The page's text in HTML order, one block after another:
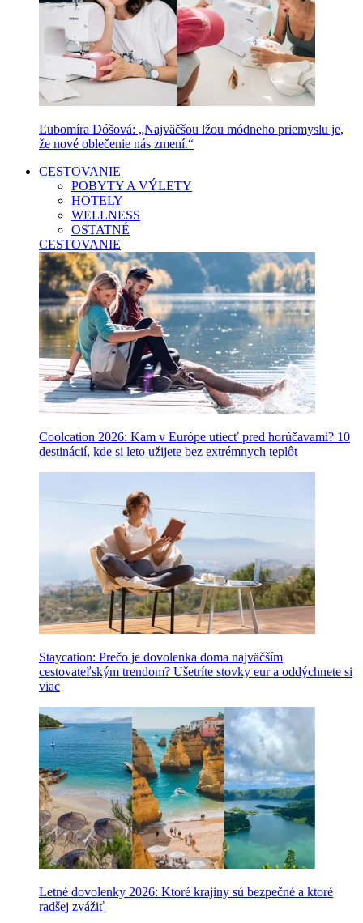
Ľubomíra Dóšová: „Najväčšou lžou módneho priemyslu je,
že nové oblečenie nás zmení.“
CESTOVANIE
POBYTY A VÝLETY
HOTELY
WELLNESS
OSTATNÉ
CESTOVANIE
Coolcation 2026: Kam v Európe utiecť pred horúčavami? 10
destinácií, kde si leto užijete bez extrémnych teplôt
Staycation: Prečo je dovolenka doma najväčším
cestovateľským trendom? Ušetríte stovky eur a oddýchnete si
viac
Letné dovolenky 2026: Ktoré krajiny sú bezpečné a ktoré
radšej zvážiť